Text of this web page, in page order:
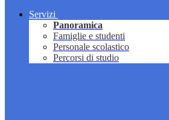
Servizi
Panoramica
Famiglie e studenti
Personale scolastico
Percorsi di studio